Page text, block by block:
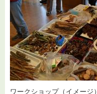
ワークショップ（イメージ）